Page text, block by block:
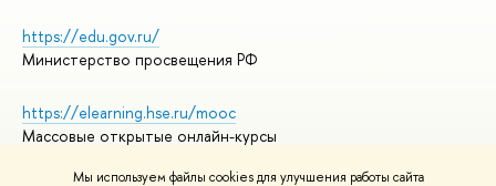
Мы используем файлы cookies для улучшения работы сайта
https://edu.gov.ru/
Министерство просвещения РФ
https://elearning.hse.ru/mooc
Массовые открытые онлайн-курсы